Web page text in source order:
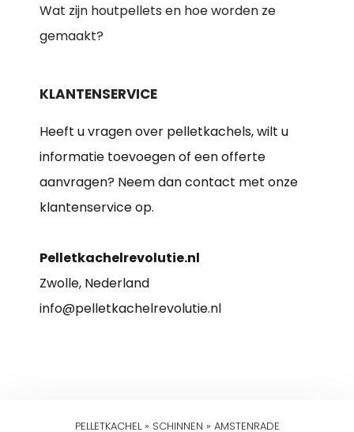
Wat zijn houtpellets en hoe worden ze
gemaakt?
KLANTENSERVICE
Heeft u vragen over pelletkachels, wilt u
informatie toevoegen of een offerte
aanvragen? Neem dan contact met onze
klantenservice op.
Pelletkachelrevolutie.nl
Zwolle, Nederland
info@pelletkachelrevolutie.nl
PELLETKACHEL» SCHINNEN » AMSTENRADE